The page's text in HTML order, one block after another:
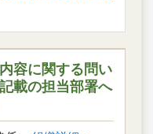
容に関する問い
載の担当部署へ